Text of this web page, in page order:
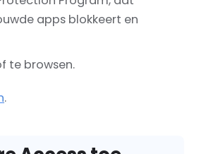
apps blokkeert en
te browsen.
.